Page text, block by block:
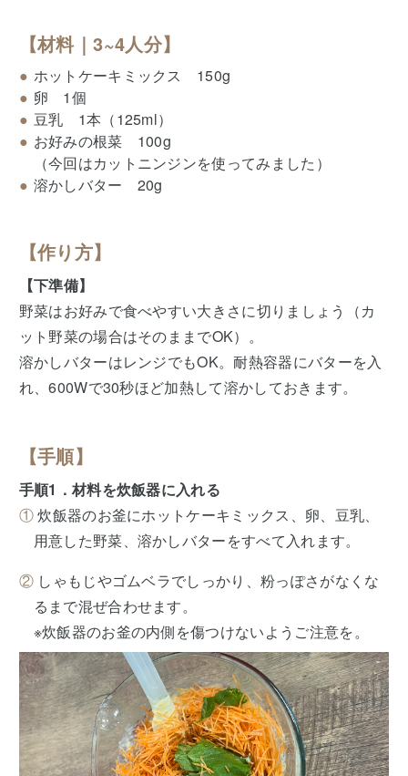
【材料｜3~4人分】
ホットケーキミックス 150g
卵 1個
豆乳 1本（125ml）
お好みの根菜 100g
（今回はカットニンジンを使ってみました）
溶かしバター 20g
【作り方】
【下準備】
野菜はお好みで食べやすい大きさに切りましょう（カ
ット野菜の場合はそのままでOK）。
溶かしバターはレンジでもOK。耐熱容器にバターを入
れ、600Wで30秒ほど加熱して溶かしておきます。
【手順】
手順1．材料を炊飯器に入れる
①炊飯器のお釜にホットケーキミックス、卵、豆乳、
用意した野菜、溶かしバターをすべて入れます。
②しゃもじやゴムベラでしっかり、粉っぽさがなくな
るまで混ぜ合わせます。
※炊飯器のお釜の内側を傷つけないようご注意を。